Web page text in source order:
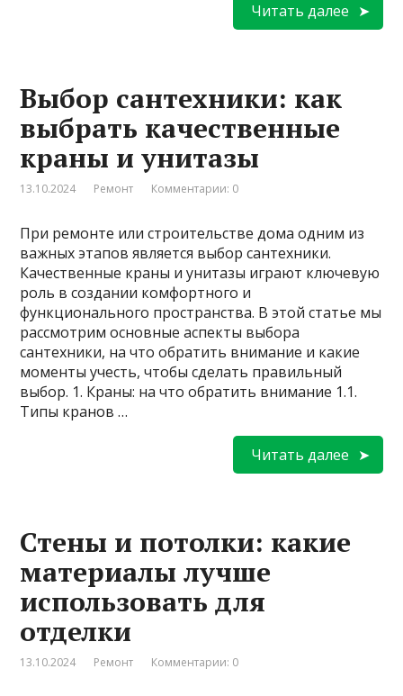
Читать далее
Выбор сантехники: как
выбрать качественные
краны и унитазы
13.10.2024 Ремонт Комментарии: 0
При ремонте или строительстве дома одним из
важных этапов является выбор сантехники.
Качественные краны и унитазы играют ключевую
роль в создании комфортного и
функционального пространства. В этой статье мы
рассмотрим основные аспекты выбора
сантехники, на что обратить внимание и какие
моменты учесть, чтобы сделать правильный
выбор. 1. Краны: на что обратить внимание 1.1.
Типы кранов …
Читать далее
Стены и потолки: какие
материалы лучше
использовать для
отделки
13.10.2024 Ремонт Комментарии: 0